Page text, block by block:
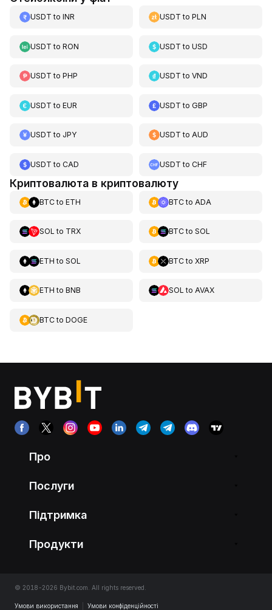
USDT to INR USDT toPLN
USDT to RON USDT toUSD
USDT to PHP USDT toVND
USDT to EUR USDT toGBP
USDT to JPY USDT toAUD
USDT to CAD USDT toCHF
Криптовалюта в криптовалюту
BTCto ETH BTCto ADA
SOL to TRX BTCto SOL
ETH to SOL BTCto XRP
ETH to BNB SOL to AVAX
BTCto DOGE
Про
Послуги
Підтримка
Продукти
© 2018-2026 Bybit.com. All rights reserved.
Умови використання Умови конфіденційності